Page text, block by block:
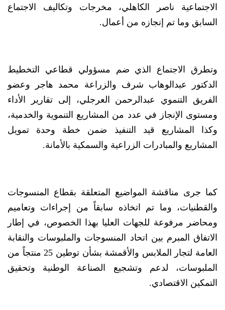
الاجتماعية ناصر الكاهلي، مخرجات وتكاليف الاجتماع
السابق وما تم إنجازه من أعمال.
وتطرق الاجتماع الذي ضم مسؤولي قطاعي التخطيط
الدكتور عبدالوهاب شرف والزراعة محمد هاجر وعضو
الفريق التنموي عبدالرحمن العرجلي، إلى تقارير الأداء
ومستوى الإنجاز في عدد من المشاريع التنموية والخدمية،
وكذا المشاريع قيد التنفيذ ضمن خطة وحدة تمويل
المشاريع والمبادرات الزراعية والسمكية بالأمانة.
كما جرى مناقشة المواضيع المتعلقة بقطاع المنسوجات
والقطنيات، وما تم اتخاذه سابقاً من إجراءات وتعاميم
ومحاضر مرفوعة للجهات العليا بهذا الخصوص، في إطار
الاتفاق المبرم بين اتحاد المنسوجات والملبوسات والنقابة
العامة لتجار الملابس والأقمشة بشأن توطين 25 منتجاً من
الملبوسات، لدعم وتشجيع الصناعة الوطنية وتحقيق
التمكين الاقتصادي.